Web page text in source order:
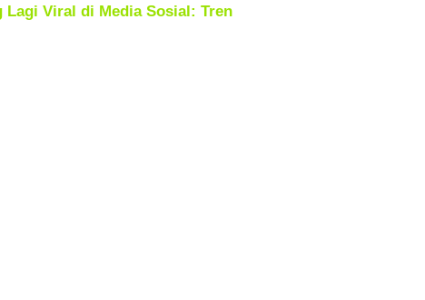
Lagi Viral di Media Sosial: Tren